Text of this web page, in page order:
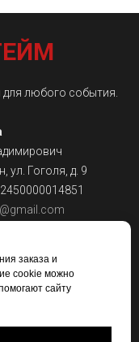
заказа и
cookie можно
сайту
для любого события.
ул. Гоголя, д. 9